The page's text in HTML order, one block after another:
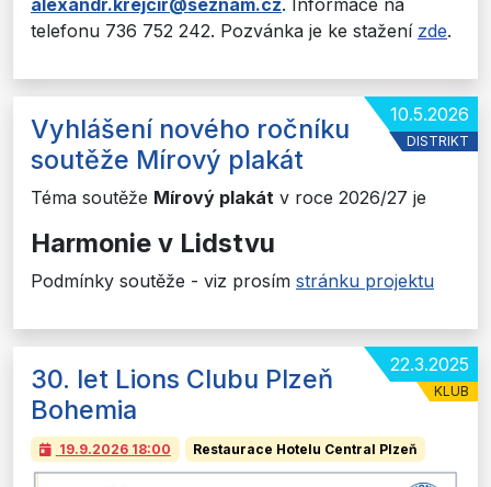
telefonu 736 752 242. Pozvánka je ke stažení zde.
10.5.2026
DISTRIKT
Vyhlášení nového ročníku
soutěže Mírový plakát
Téma soutěže Mírový plakát v roce 2026/27 je
Harmonie v Lidstvu
Podmínky soutěže - viz prosím stránku projektu
22.3.2025
KLUB
30. let Lions Clubu Plzeň
Bohemia
19.9.2026 18:00 Restaurace Hotelu Central Plzeň